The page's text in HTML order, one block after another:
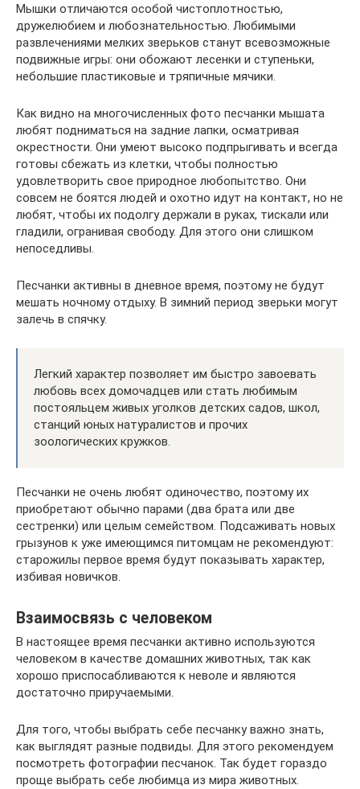
Мышки отличаются особой чистоплотностью,
дружелюбием и любознательностью. Любимыми
развлечениями мелких зверьков станут всевозможные
подвижные игры: они обожают лесенки и ступеньки,
небольшие пластиковые и тряпичные мячики.
Как видно на многочисленных фото песчанки мышата
любят подниматься на задние лапки, осматривая
окрестности. Они умеют высоко подпрыгивать и всегда
готовы сбежать из клетки, чтобы полностью
удовлетворить свое природное любопытство. Они
совсем не боятся людей и охотно идут на контакт, но не
любят, чтобы их подолгу держали в руках, тискали или
гладили, огранивая свободу. Для этого они слишком
непоседливы.
Песчанки активны в дневное время, поэтому не будут
мешать ночному отдыху. В зимний период зверьки могут
залечь в спячку.
Легкий характер позволяет им быстро завоевать
любовь всех домочадцев или стать любимым
постояльцем живых уголков детских садов, школ,
станций юных натуралистов и прочих
зоологических кружков.
Песчанки не очень любят одиночество, поэтому их
приобретают обычно парами (два брата или две
сестренки) или целым семейством. Подсаживать новых
грызунов к уже имеющимся питомцам не рекомендуют:
старожилы первое время будут показывать характер,
избивая новичков.
Взаимосвязь с человеком
В настоящее время песчанки активно используются
человеком в качестве домашних животных, так как
хорошо приспосабливаются к неволе и являются
достаточно приручаемыми.
Для того, чтобы выбрать себе песчанку важно знать,
как выглядят разные подвиды. Для этого рекомендуем
посмотреть фотографии песчанок. Так будет гораздо
проще выбрать себе любимца из мира животных.